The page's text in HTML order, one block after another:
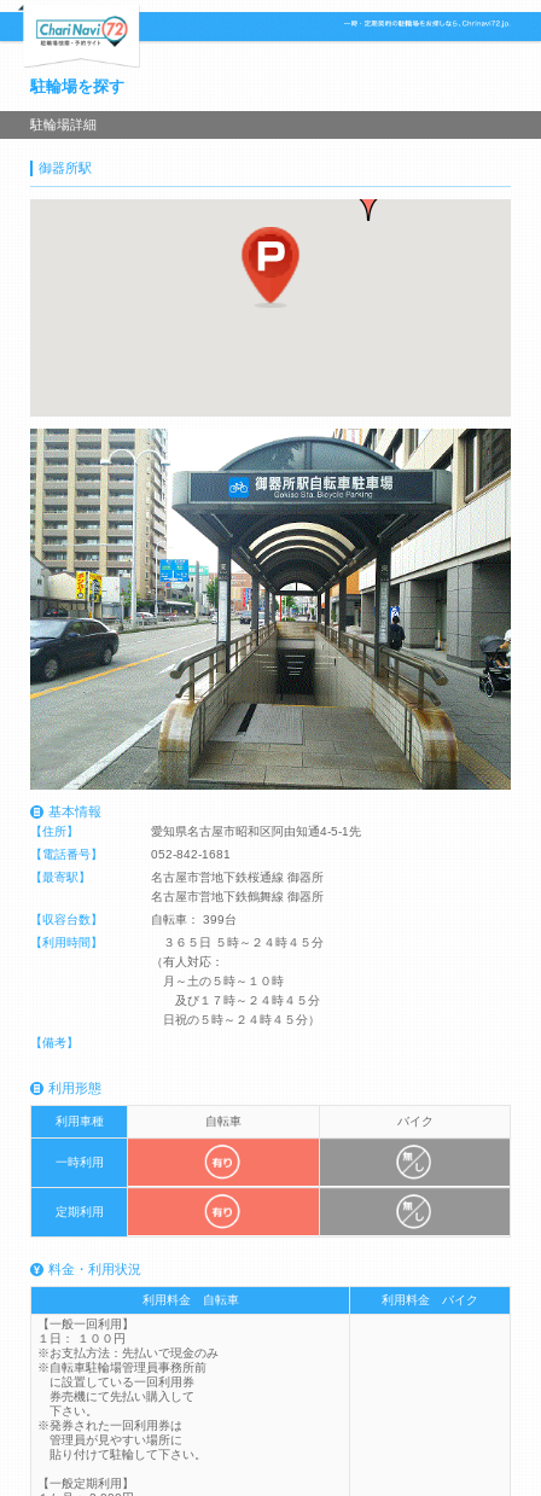
駐輪場を探す
駐輪場詳細
御器所駅
基本情報
【住所】
愛知県名古屋市昭和区阿由知通4-5-1先
【電話番号】
052-842-1681
【最寄駅】
名古屋市営地下鉄桜通線 御器所
名古屋市営地下鉄鶴舞線 御器所
【収容台数】
自転車： 399台
【利用時間】
３６５日 ５時～２４時４５分
（有人対応：
月～土の５時～１０時
及び１７時～２４時４５分
日祝の５時～２４時４５分）
【備考】
利用形態
利用車種 自転車 バイク
一時利用
定期利用
料金・利用状況
利用料金 自転車
利用料金 バイク
【一般一回利用】
１日： １００円
※お支払方法：先払いで現金のみ
※自転車駐輪場管理員事務所前
に設置している一回利用券
券売機にて先払い購入して
下さい。
※発券された一回利用券は
管理員が見やすい場所に
貼り付けて駐輪して下さい。
【一般定期利用】